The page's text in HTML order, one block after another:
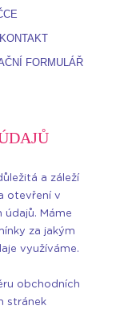
KONTAKT
FORMULÁŘ
a záleží
otevření v
Máme
za jakým
využíváme.
obchodních
stránek